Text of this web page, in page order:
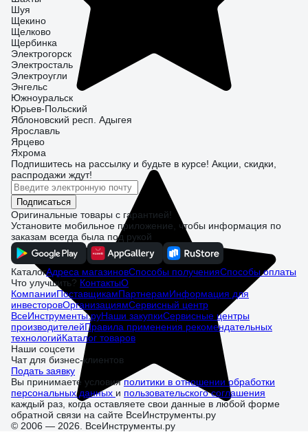
Шуя
Щекино
Щелково
Щербинка
Электрогорск
Электросталь
Электроугли
Энгельс
Южноуральск
Юрьев-Польский
Яблоновский респ. Адыгея
Ярославль
Ярцево
Яхрома
Подпишитесь на рассылку и будьте в курсе! Акции, скидки,
распродажи ждут!
Подписаться
Оригинальные товары с гарантией!
Установите мобильное приложение, чтобы информация по
заказам всегда была под рукой
КаталогАдреса магазиновСпособы полученияСпособы оплаты
Что улучшить? КонтактыО
КомпанииПоставщикамПартнерамИнформация для
инвесторовОрганизациямСервисный центр
ВсеИнструменты.руНаши закупкиСервисные центры
производителейПравила применения рекомендательных
технологийКаталог товаров
Наши соцсети
Чат для бизнес-клиентов
Подать заявку
Вы принимаете условияполитики в отношении обработки
персональных данных и пользовательского соглашения
каждый раз, когда оставляете свои данные в любой форме
обратной связи на сайте ВсеИнструменты.ру
© 2006 — 2026. ВсеИнструменты.ру